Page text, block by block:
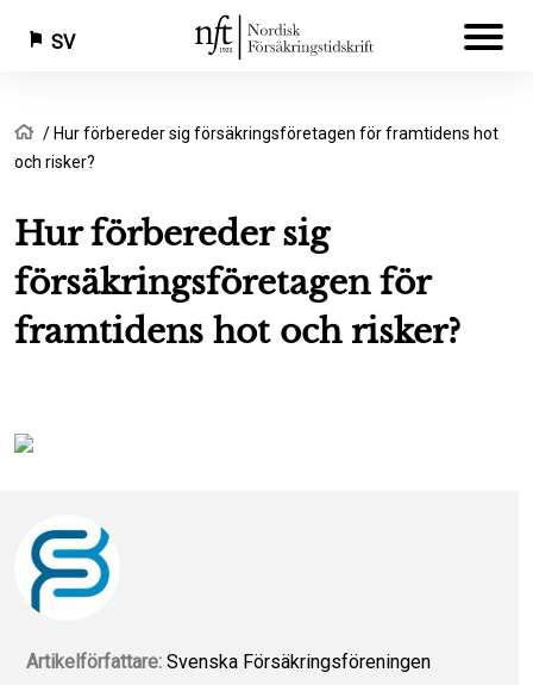
Hoppa
till
SV
Länkstig
HemHur förbereder sig försäkringsföretagen för framtidens hot
och risker?
Hur förbereder sig
försäkringsföretagen för
framtidens hot och risker?
Artikelförfattare: Svenska Försäkringsföreningen